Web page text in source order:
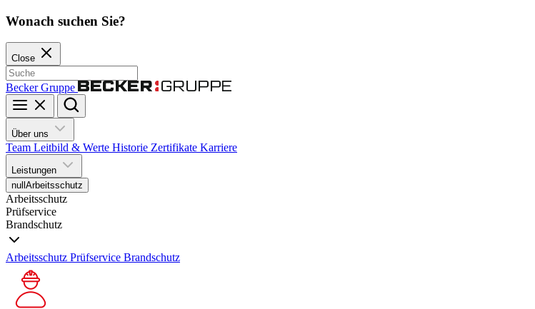
Wonach suchen Sie?
Close
Becker Gruppe
Über uns
Team Leitbild & Werte Historie Zertifikate Karriere
Leistungen
null Arbeitsschutz
Arbeitsschutz
Prüfservice
Brandschutz
Arbeitsschutz Prüfservice Brandschutz